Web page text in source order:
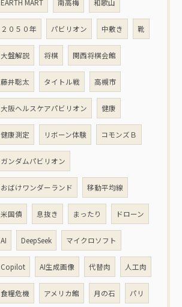
EARTH MART 南高梅 和歌山
２０５０年 パビリオン 中敷き 靴
大盤解説 将棋 関西将棋会館
藤井聡太 タイトル戦 高槻市
大阪ヘルスケアパビリオン 健康
健康測定 リボーン体験 コモンズＢ
ガンダムパビリオン
おばけワンダーランド 移動平均線
米国債 息抜き まったり ドローン
AI DeepSeek マイクロソフト
Copilot AI生成画像 代替肉 人工肉
食糧危機 アメリカ館 月の石 パリ